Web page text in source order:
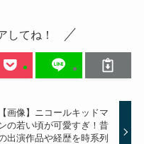
してね！
【画像】ニコールキッドマ
の若い頃が可愛すぎ！昔
出演作品や経歴を時系列